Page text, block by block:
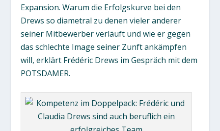
Expansion. Warum die Erfolgskurve bei den
Drews so diametral zu denen vieler anderer
seiner Mitbewerber verläuft und wie er gegen
das schlechte Image seiner Zunft ankämpfen
will, erklärt Frédéric Drews im Gespräch mit dem
POTSDAMER.